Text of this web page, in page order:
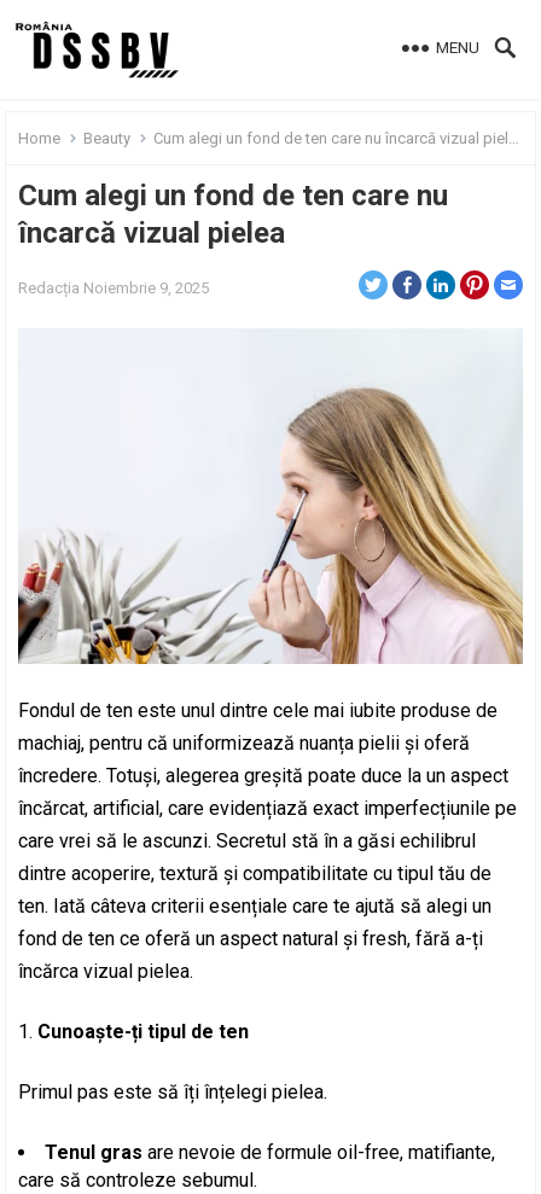
MENU
Home Beauty Cum alegi un fond de ten care nu încarcă vizual pielea
Cum alegi un fond de ten care nu
încarcă vizual pielea
Redacția Noiembrie 9, 2025
Fondul de ten este unul dintre cele mai iubite produse de
machiaj, pentru că uniformizează nuanța pielii și oferă
încredere. Totuși, alegerea greșită poate duce la un aspect
încărcat, artificial, care evidențiază exact imperfecțiunile pe
care vrei să le ascunzi. Secretul stă în a găsi echilibrul
dintre acoperire, textură și compatibilitate cu tipul tău de
ten. Iată câteva criterii esențiale care te ajută să alegi un
fond de ten ce oferă un aspect natural și fresh, fără a-ți
încărca vizual pielea.
Cunoaște-ți tipul de ten
Primul pas este să îți înțelegi pielea.
Tenul gras are nevoie de formule oil-free, matifiante,
care să controleze sebumul.